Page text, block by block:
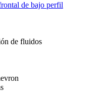
de bajo perfil
de fluidos